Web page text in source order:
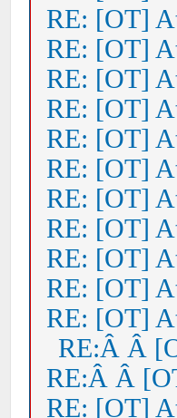
RE: [OT]
RE: [OT]
RE: [OT]
RE: [OT]
RE: [OT]
RE: [OT]
RE: [OT]
RE: [OT]
RE: [OT]
RE: [OT]
RE: [OT]
RE:Â Â
RE:Â Â
RE: [OT]